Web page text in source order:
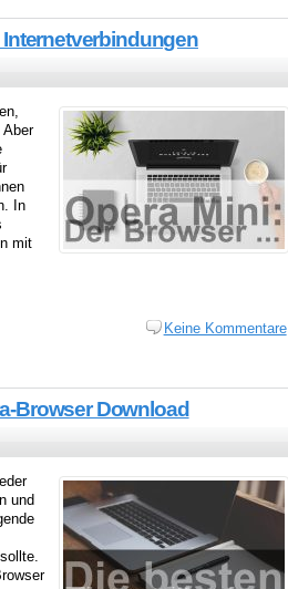
Aber
In
mit
Keine Kommentare
Browser Download
und